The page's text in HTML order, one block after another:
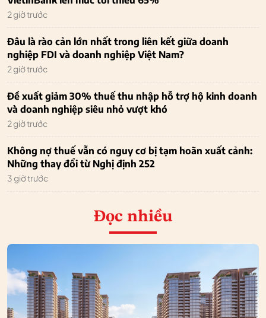
2 giờ trước
Đâu là rào cản lớn nhất trong liên kết giữa doanh
nghiệp FDI và doanh nghiệp Việt Nam?
2 giờ trước
Đề xuất giảm 30% thuế thu nhập hỗ trợ hộ kinh doanh
và doanh nghiệp siêu nhỏ vượt khó
2 giờ trước
Không nợ thuế vẫn có nguy cơ bị tạm hoãn xuất cảnh:
Những thay đổi từ Nghị định 252
3 giờ trước
Đọc nhiều